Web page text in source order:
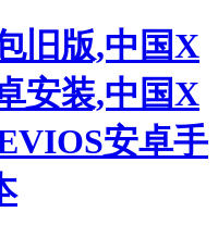
旧版,中国X
安装,中国X
安卓手